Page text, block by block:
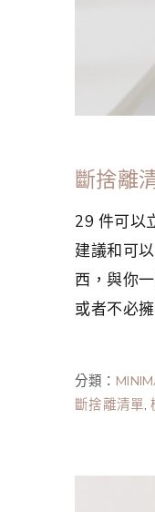
斷捨離
29 件可以
建議和可
西，與你
或者不必
分類：
斷捨離清單,